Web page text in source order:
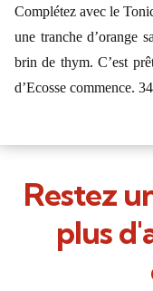
Complétez avec le
une tranche d’orange
brin de thym. C’est
d’Ecosse commence.
Restez
plus